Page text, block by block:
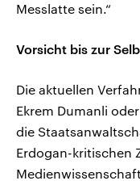
Messlatte sein.“
Vorsicht bis zur
Die aktuellen
Ekrem Dumanli
die
Erdogan-kritischen